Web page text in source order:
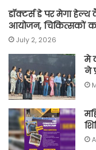
डॉक्टर्स डे पर मेगा हेल्थ
आयोजन, चिकित्सकों
July 2, 2026
मे
ने